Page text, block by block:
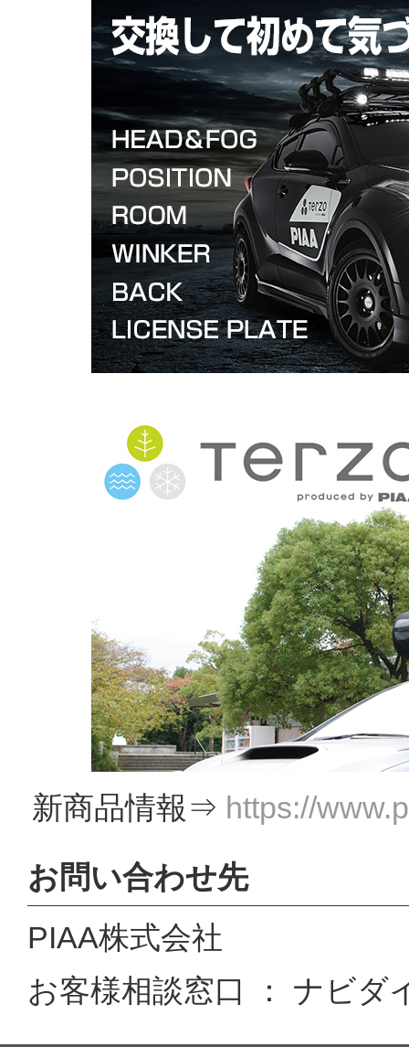
新商品情報⇒ https://
お問い合わせ先
PIAA株式会社
お客様相談窓口 ： ナビダ